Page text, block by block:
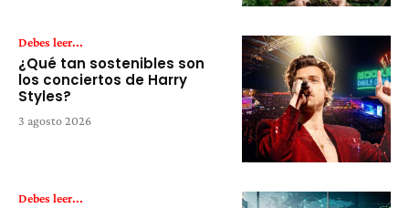
Debes leer...
¿Qué tan sostenibles son
los conciertos de Harry
Styles?
3 agosto 2026
Debes leer...